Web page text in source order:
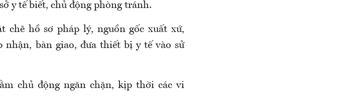
y tế biết, chủ động phòng tránh.
chẽ hồ sơ pháp lý, nguồn gốc xuất xứ,
bàn giao, đưa thiết bị y tế vào sử
chủ động ngăn chặn, kịp thời các vi